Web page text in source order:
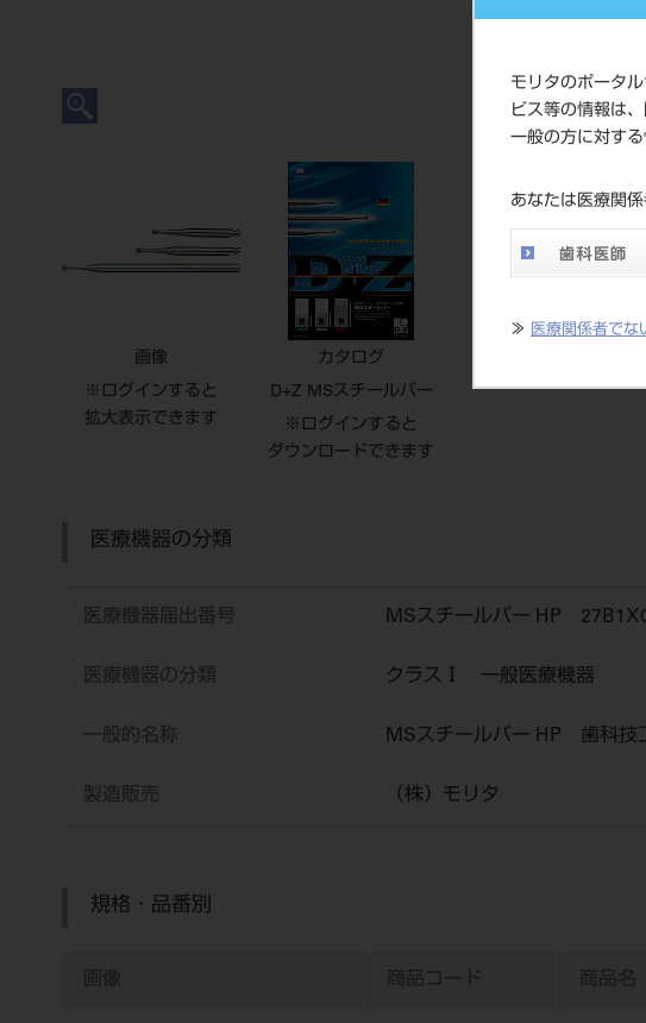
モリタのポータ
ビス等の情報は
一般の方に対す
あなたは医療関
≫ 医療関係者でな
画像
※ログインすると
拡大表示できます
カタログ
D+Z MSスチールバー
※ログインすると
ダウンロードできます
医療機器の分類
医療機器届出番号 MSスチールバー HP
医療機器の分類 クラスⅠ 一般医療機器
一般的名称 MSスチールバー HP 歯科技
製造販売 （株）モリタ
規格・品番別
画像 商品コード 商品名